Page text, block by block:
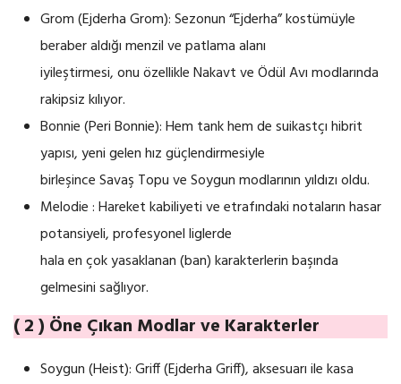
Grom (Ejderha Grom): Sezonun “Ejderha” kostümüyle
beraber aldığı menzil ve patlama alanı
iyileştirmesi, onu özellikle Nakavt ve Ödül Avı modlarında
rakipsiz kılıyor.
Bonnie (Peri Bonnie): Hem tank hem de suikastçı hibrit
yapısı, yeni gelen hız güçlendirmesiyle
birleşince Savaş Topu ve Soygun modlarının yıldızı oldu.
Melodie : Hareket kabiliyeti ve etrafındaki notaların hasar
potansiyeli, profesyonel liglerde
hala en çok yasaklanan (ban) karakterlerin başında
gelmesini sağlıyor.
( 2 ) Öne Çıkan Modlar ve Karakterler
Soygun (Heist): Griff (Ejderha Griff), aksesuarı ile kasa